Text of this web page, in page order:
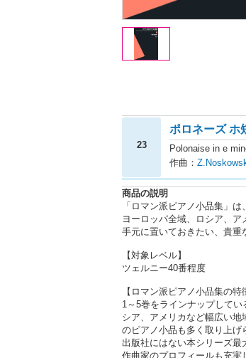
23
ポロネーズ ホ
Polonaise in e
作曲：
商品の説明
「ロマン派ピアノ小品集」
ヨーロッパ全域、ロシア、
手元に置いておきたい、貴
【対象レベル】
ツェルニー40番程度
【ロマン派ピアノ小品集の特
1～5巻をラインナップして
シア、アメリカなど幅広い
のピアノ小品も多く取り上げ
出版社にはない本シリーズ
作曲家のプロフィールも充実